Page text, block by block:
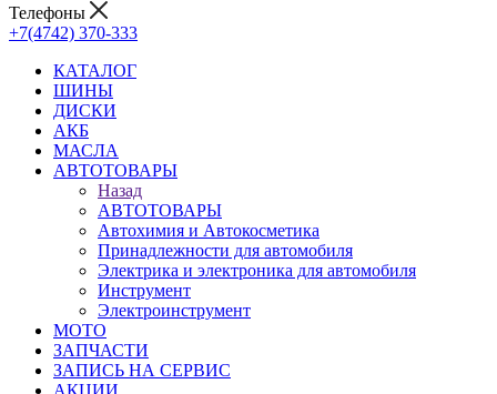
Телефоны
+7(4742) 370-333
КАТАЛОГ
ШИНЫ
ДИСКИ
АКБ
МАСЛА
АВТОТОВАРЫ
Назад
АВТОТОВАРЫ
Автохимия и Автокосметика
Принадлежности для автомобиля
Электрика и электроника для автомобиля
Инструмент
Электроинструмент
МОТО
ЗАПЧАСТИ
ЗАПИСЬ НА СЕРВИС